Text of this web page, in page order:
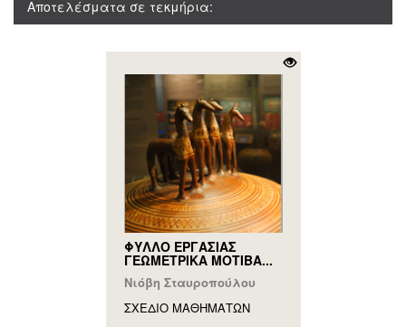
Αποτελέσματα σε τεκμήρια:
ΦΥΛΛΟ ΕΡΓΑΣΙΑΣ
ΓΕΩΜΕΤΡΙΚΑ ΜΟΤΙΒΑ...
Νιόβη Σταυροπούλου
ΣΧΕΔΙΟ ΜΑΘΗΜAΤΩΝ